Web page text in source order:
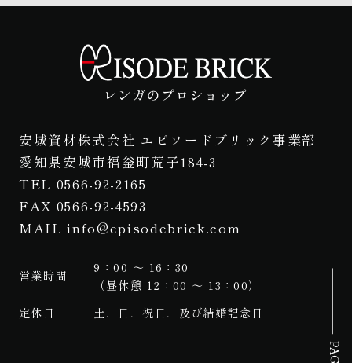
安城資材株式会社 エピソードブリック事業部
愛知県安城市福釡町荒子184-3
TEL 0566-92-2165
FAX 0566-92-4593
MAIL info@episodebrick.com
営業時間
9：00 ～ 16：30
（昼休憩 12：00 ～ 13：00）
定休日
土．日．祝日．及び結婚記念日